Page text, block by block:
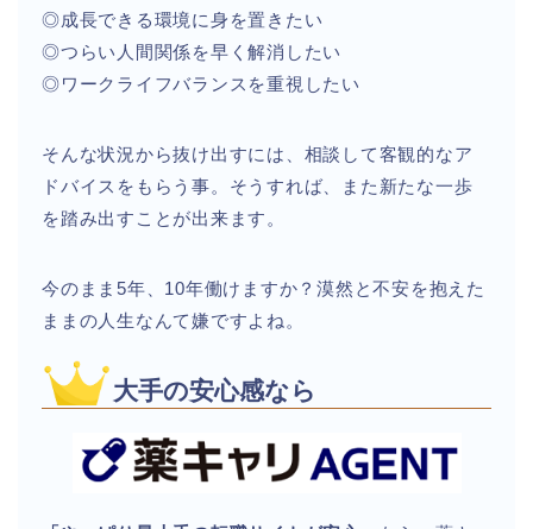
◎成長できる環境に身を置きたい
◎つらい人間関係を早く解消したい
◎ワークライフバランスを重視したい
そんな状況から抜け出すには、相談して客観的なア
ドバイスをもらう事。そうすれば、また新たな一歩
を踏み出すことが出来ます。
今のまま5年、10年働けますか？漠然と不安を抱えた
ままの人生なんて嫌ですよね。
大手の安心感なら